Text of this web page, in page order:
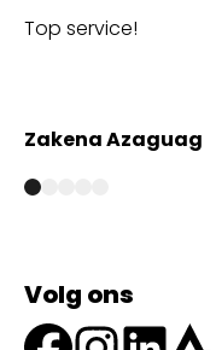
Top service!
Zakena Azaguag
Volg ons